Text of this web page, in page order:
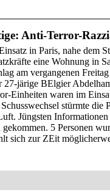
Anti-Terror-
in Paris, nahe dem
eine Wohnung in
am vergangenen
27-järige BElgier
Einheiten waren im
stürmte
Jüngsten
5 Personen
sich zur ZEit